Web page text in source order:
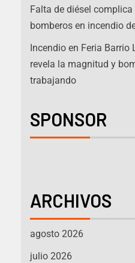
Falta de diésel
bomberos en incendio
Incendio en Feria
revela la magnitud y
trabajando
SPONSOR
ARCHIVOS
agosto 2026
julio 2026